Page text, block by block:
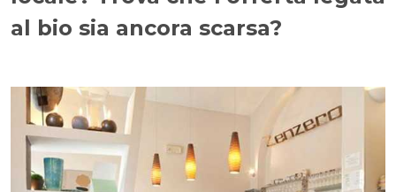
al bio sia ancora scarsa?